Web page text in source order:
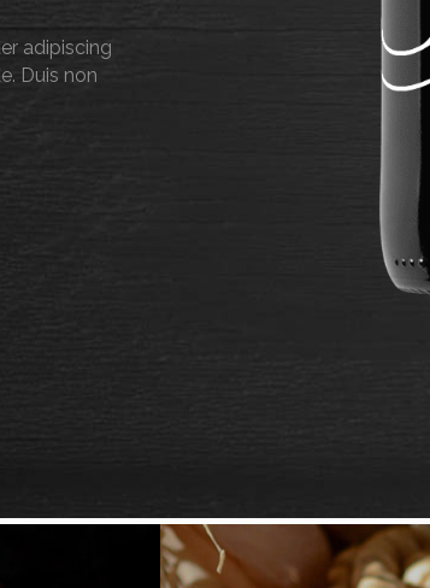
adipiscing
Duis non